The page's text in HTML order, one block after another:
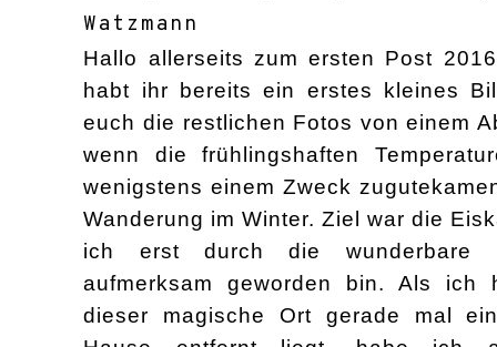
Hallo allerseits zum ersten Post
habt ihr bereits ein erstes kleines
euch die restlichen Fotos von einem
wenn die frühlingshaften
wenigstens einem Zweck zugute
Wanderung im Winter. Ziel war die
ich erst durch die wunderbare
aufmerksam geworden bin. Als ich
dieser magische Ort gerade mal